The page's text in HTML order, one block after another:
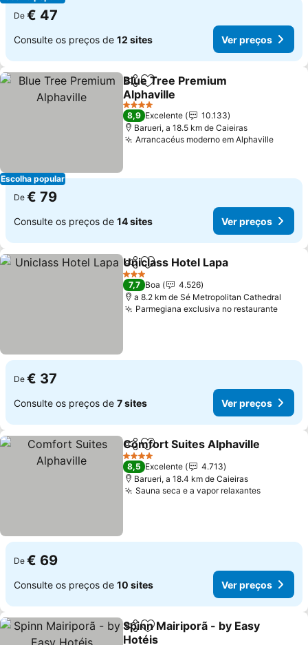
De € 47
Consulte os preços de 12 sites Ver preços
Escolha popular
PartilharAdicionar aos favoritos
Blue Tree Premium
Alphaville
4 Estrelas
8,9 Excelente
10.133
Barueri, a 18.5 km de Caieiras
Arrancacéus moderno em Alphaville
De € 79
Consulte os preços de 14 sites Ver preços
PartilharAdicionar aos favoritos
Uniclass Hotel Lapa
3 Estrelas
7,7 Boa
4.526
a 8.2 km de Sé Metropolitan Cathedral
Parmegiana exclusiva no restaurante
De € 37
Consulte os preços de 7 sites Ver preços
PartilharAdicionar aos favoritos
Comfort Suites Alphaville
4 Estrelas
8,5 Excelente
4.713
Barueri, a 18.4 km de Caieiras
Sauna seca e a vapor relaxantes
De € 69
Consulte os preços de 10 sites Ver preços
PartilharAdicionar aos favoritos
Spinn Mairiporã - by Easy
Hotéis